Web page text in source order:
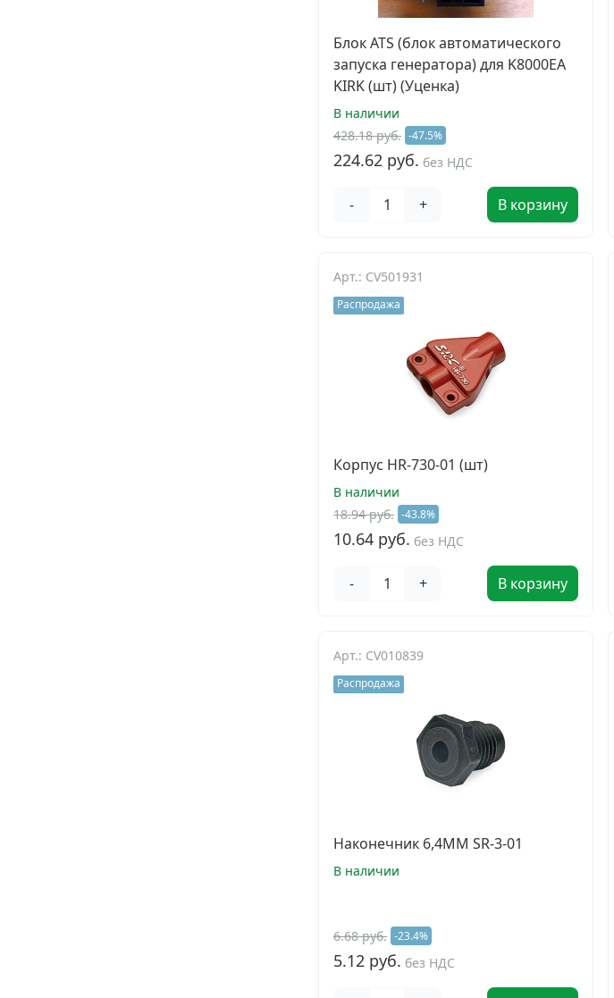
Блок ATS (блок автоматического
запуска генератора) для K8000EA
KIRK (шт) (Уценка)
В наличии
428.18 руб. -47.5%
224.62 руб. без НДС
- + В корзину
Арт.: CV501931
Распродажа
Корпус HR-730-01 (шт)
В наличии
18.94 руб. -43.8%
10.64 руб. без НДС
- + В корзину
Арт.: CV010839
Распродажа
Наконечник 6,4ММ SR-3-01
В наличии
6.68 руб. -23.4%
5.12 руб. без НДС